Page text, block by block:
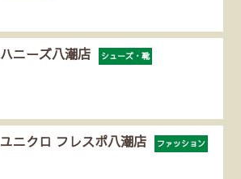
ハニーズ八潮店 シューズ・靴
ユニクロ フレスポ八潮店 ファッション